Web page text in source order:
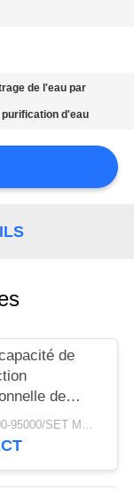
de l'eau par
d'eau
de
de
d'osmose
industriels
USD/`70000-95000/SET MOQ:1 ensemble